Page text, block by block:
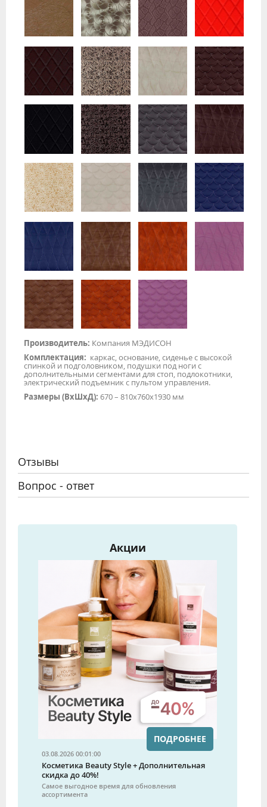
Производитель: Компания МЭДИСОН
Комплектация: каркас, основание, сиденье с высокой
спинкой и подголовником, подушки под ноги с
дополнительными сегментами для стоп, подлокотники,
электрический подъемник с пультом управления.
Размеры (ВхШхД): 670 – 810х760х1930 мм
Отзывы
Вопрос - ответ
Акции
03.08.2026 00:01:00
Косметика Beauty Style + Дополнительная
скидка до 40%!
Самое выгодное время для обновления
ассортимента
ПОДРОБНЕЕ